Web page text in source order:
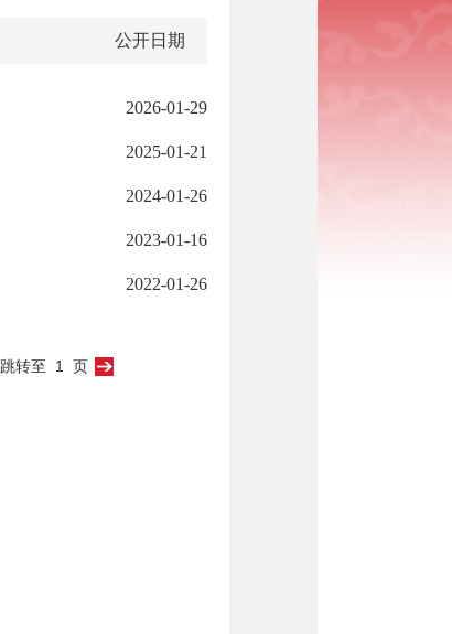
公开日期
2026-01-29
2025-01-21
2024-01-26
2023-01-16
2022-01-26
跳转至 页